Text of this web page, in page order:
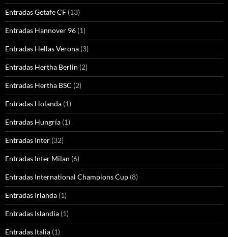
Entradas Getafe CF (13)
Entradas Hannover 96 (1)
Entradas Hellas Verona (3)
Entradas Hertha Berlin (2)
Entradas Hertha BSC (2)
Entradas Holanda (1)
Entradas Hungría (1)
Entradas Inter (32)
Entradas Inter Milan (6)
Entradas International Champions Cup (8)
Entradas Irlanda (1)
Entradas Islandia (1)
Entradas Italia (1)